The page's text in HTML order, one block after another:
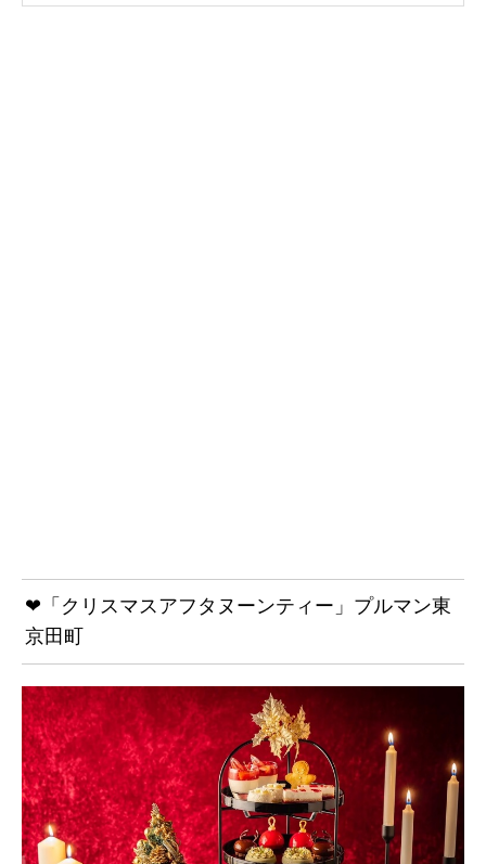
❤「クリスマスアフタヌーンティー」プルマン東
京田町